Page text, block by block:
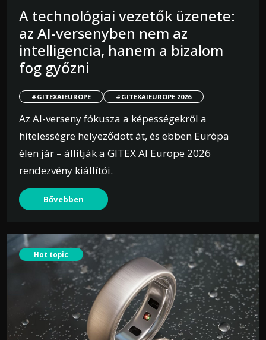
A technológiai vezetők üzenete:
az AI-versenyben nem az
intelligencia, hanem a bizalom
fog győzni
#GITEXAIEUROPE #GITEXAIEUROPE 2026
Az AI-verseny fókusza a képességekről a
hitelességre helyeződött át, és ebben Európa
élen jár – állítják a GITEX AI Europe 2026
rendezvény kiállítói.
Bővebben
Hot topic